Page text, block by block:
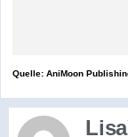
Quelle: AniMoon